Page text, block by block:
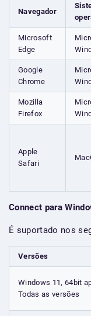
Navegador
Microsoft
Edge
Google
Chrome
Mozilla
Firefox
Apple
Safari
Connect para
É suportado nos
Versões
Windows 11, 64bit
Todas as versões